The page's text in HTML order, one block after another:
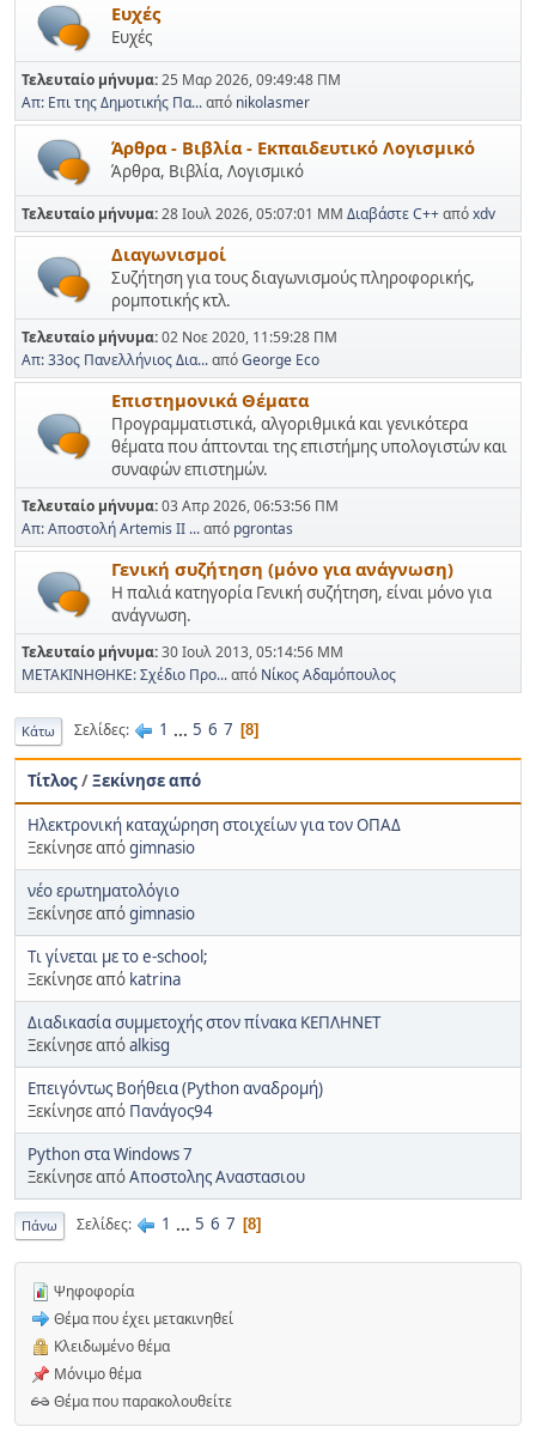
Ευχές
Ευχές
Τελευταίο μήνυμα:25 Μαρ 2026, 09:49:48 ΠΜ
Απ: Επι της Δημοτικής Πα...από nikolasmer
Άρθρα - Βιβλία - Εκπαιδευτικό Λογισμικό
Άρθρα, Βιβλία, Λογισμικό
Τελευταίο μήνυμα:28 Ιουλ 2026, 05:07:01 ΜΜ Διαβάστε C++απόxdv
Διαγωνισμοί
Συζήτηση για τους διαγωνισμούς πληροφορικής,
ρομποτικής κτλ.
Τελευταίο μήνυμα:02 Νοε 2020, 11:59:28 ΠΜ
Απ: 33ος Πανελλήνιος Δια...απόGeorge Eco
Επιστημονικά Θέματα
Προγραμματιστικά, αλγοριθμικά και γενικότερα
θέματα που άπτονται της επιστήμης υπολογιστών και
συναφών επιστημών.
Τελευταίο μήνυμα:03 Απρ 2026, 06:53:56 ΠΜ
Απ: Αποστολή Artemis II ...από pgrontas
Γενική συζήτηση (μόνο για ανάγνωση)
Η παλιά κατηγορία Γενική συζήτηση, είναι μόνο για
ανάγνωση.
Τελευταίο μήνυμα:30 Ιουλ 2013, 05:14:56 ΜΜ
ΜΕΤΑΚΙΝΗΘΗΚΕ: Σχέδιο Προ...από Νίκος Αδαμόπουλος
Κάτω Σελίδες 1 ... 5 6 7 8
Τίτλος/Ξεκίνησε από
Ηλεκτρονική καταχώρηση στοιχείων για τον ΟΠΑΔ
Ξεκίνησε απόgimnasio
νέο ερωτηματολόγιο
Ξεκίνησε απόgimnasio
Tι γίνεται με το e-school;
Ξεκίνησε από katrina
Διαδικασία συμμετοχής στον πίνακα ΚΕΠΛΗΝΕΤ
Ξεκίνησε απόalkisg
Επειγόντως Βοήθεια (Python αναδρομή)
Ξεκίνησε από Πανάγος94
Python στα Windows 7
Ξεκίνησε απόAποστολης Αναστασιου
Πάνω Σελίδες 1 ... 5 6 7 8
Ψηφοφορία
Θέμα που έχει μετακινηθεί
Κλειδωμένο θέμα
Μόνιμο θέμα
Θέμα που παρακολουθείτε